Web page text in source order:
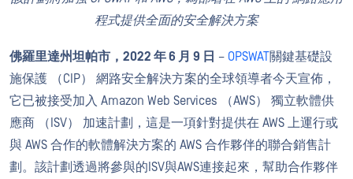
程式提供全面的安全解決方案
佛羅里達州坦帕市，2022 年 6 月 9 日 – OPSWAT關鍵基礎設
施保護 （CIP） 網路安全解決方案的全球領導者今天宣佈，
它已被接受加入 Amazon Web Services （AWS） 獨立軟體供
應商 （ISV） 加速計劃，這是一項針對提供在 AWS 上運行或
與 AWS 合作的軟體解決方案的 AWS 合作夥伴的聯合銷售計
劃。該計劃透過將參與的ISV與AWS連接起來，幫助合作夥伴